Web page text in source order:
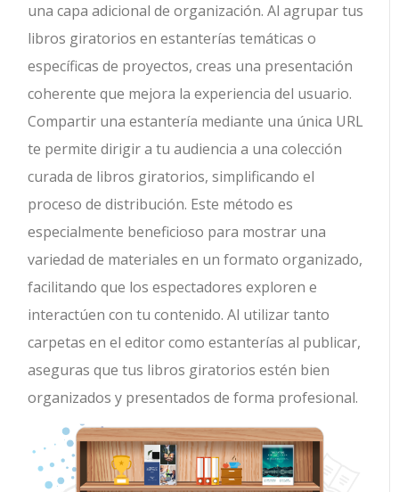
una capa adicional de organización. Al agrupar tus
libros giratorios en estanterías temáticas o
específicas de proyectos, creas una presentación
coherente que mejora la experiencia del usuario.
Compartir una estantería mediante una única URL
te permite dirigir a tu audiencia a una colección
curada de libros giratorios, simplificando el
proceso de distribución. Este método es
especialmente beneficioso para mostrar una
variedad de materiales en un formato organizado,
facilitando que los espectadores exploren e
interactúen con tu contenido. Al utilizar tanto
carpetas en el editor como estanterías al publicar,
aseguras que tus libros giratorios estén bien
organizados y presentados de forma profesional.